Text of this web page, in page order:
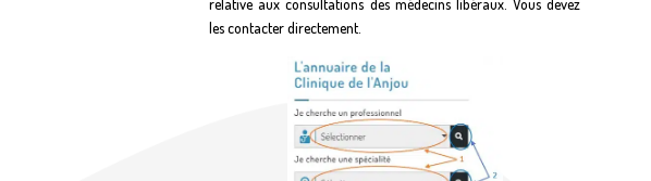
relative aux consultations des médecins libéraux. Vous devez
les contacter directement.